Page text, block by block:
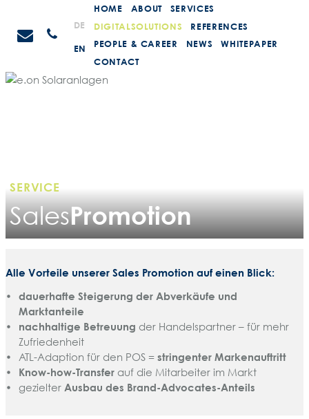
Inhalt
STEIN
PromotionsAnrufen
DE
EN
HOME ABOUT
SERVICES
DIGITALSOLUTIONS
REFERENCES
PEOPLE & CAREER
NEWS
WHITEPAPER
CONTACT
SERVICE
SalesPromotion
Alle Vorteile unserer Sales Promotion auf einen Blick:
dauerhafte Steigerung der Abverkäufe und
Marktanteile
nachhaltige Betreuung der Handelspartner – für mehr
Zufriedenheit
ATL-Adaption für den POS = stringenter Markenauftritt
Know-how-Transferauf die Mitarbeiter im Markt
gezielter Ausbau des Brand-Advocates-Anteils